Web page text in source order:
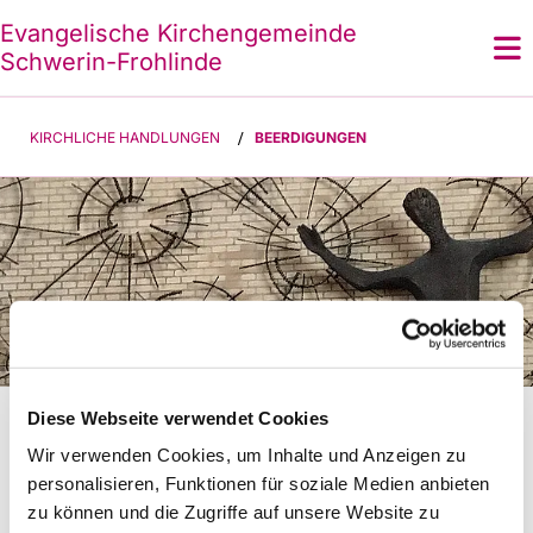
Diese Webseite verwendet Cookies
Wir verwenden Cookies, um Inhalte und Anzeigen zu
personalisieren, Funktionen für soziale Medien anbieten
zu können und die Zugriffe auf unsere Website zu
Evangelische Kirchengemeinde
Schwerin-Frohlinde
KIRCHLICHE HANDLUNGEN / BEERDIGUNGEN
lassen. Pfarrerin Vera Rosin ist unter 02305/922149
zu erreichen. Sie wird einen Gesprächstermin mit
Ihnen vereinbaren, um alle Fragen rund um die